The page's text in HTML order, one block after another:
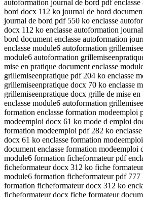
autoformation journal de bord pdf
bord docx 112 ko journal de bord
journal de bord pdf 550 ko enclasse
docx 112 ko enclasse autoformation
bord document enclasse autoformation
enclasse module6 autoformation
module6 autoformation
mise en pratique document enclasse
grillemiseenpratique pdf 204 ko enclasse
grillemiseenpratique docx 70 ko enclasse
grillemiseenpratique docx grille de mise
enclasse module6 autoformation
formation enclasse formation modeemploi
modeemploi docx 61 ko mode d emploi
formation modeemploi pdf 282 ko
docx 61 ko enclasse formation
document enclasse formation modeemploi
module6 formation ficheformateur pdf
ficheformateur docx 312 ko fiche
module6 formation ficheformateur pdf 777
formation ficheformateur docx 312 ko
ficheformateur docx fiche formateur